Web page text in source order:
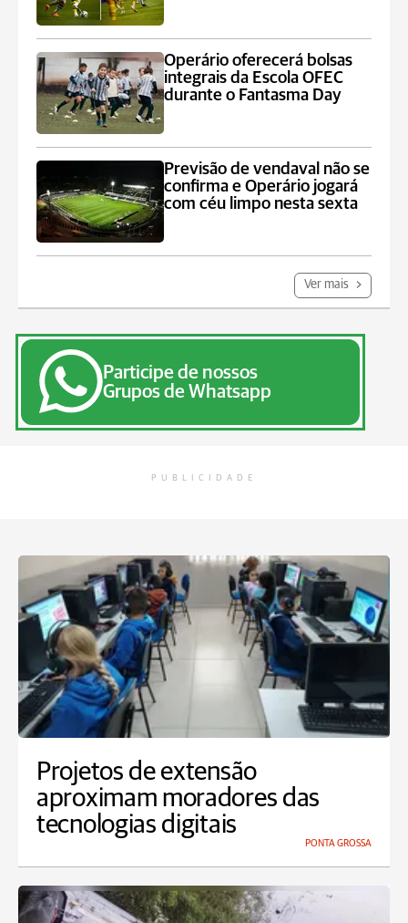
Operário oferecerá bolsas
integrais da Escola OFEC
durante o Fantasma Day
Previsão de vendaval não se
confirma e Operário jogará
com céu limpo nesta sexta
Ver mais
Participe de nossos
Grupos de Whatsapp
PUBLICIDADE
Projetos de extensão
aproximam moradores das
tecnologias digitais
PONTA GROSSA